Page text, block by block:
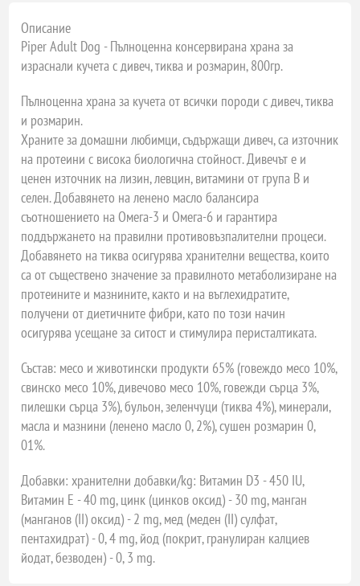
Описание
Piper Adult Dog - Пълноценна консервирана храна за
израснали кучета с дивеч, тиква и розмарин, 800гр.
Пълноценна храна за кучета от всички породи с дивеч, тиква
и розмарин.
Храните за домашни любимци, съдържащи дивеч, са източник
на протеини с висока биологична стойност. Дивечът е и
ценен източник на лизин, левцин, витамини от група В и
селен. Добавянето на ленено масло балансира
съотношението на Омега-3 и Омега-6 и гарантира
поддържането на правилни противовъзпалителни процеси.
Добавянето на тиква осигурява хранителни вещества, които
са от съществено значение за правилното метаболизиране на
протеините и мазнините, както и на въглехидратите,
получени от диетичните фибри, като по този начин
осигурява усещане за ситост и стимулира перисталтиката.
Състав: месо и животински продукти 65% (говеждо месо 10%,
свинско месо 10%, дивечово месо 10%, говежди сърца 3%,
пилешки сърца 3%), бульон, зеленчуци (тиква 4%), минерали,
масла и мазнини (ленено масло 0, 2%), сушен розмарин 0,
01%.
Добавки: хранителни добавки/kg: Витамин D3 - 450 IU,
Витамин Е - 40 mg, цинк (цинков оксид) - 30 mg, манган
(манганов (II) оксид) - 2 mg, мед (меден (II) сулфат,
пентахидрат) - 0, 4 mg, йод (покрит, гранулиран калциев
йодат, безводен) - 0, 3 mg.